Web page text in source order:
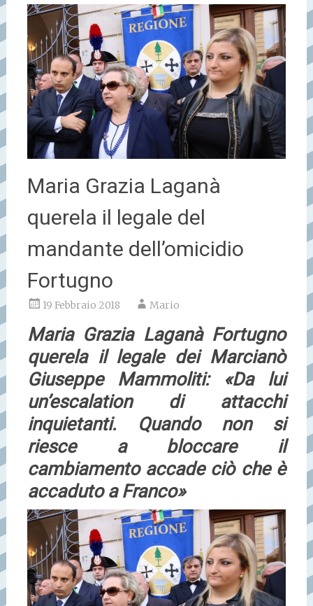
Maria Grazia Laganà
querela il legale del
mandante dell’omicidio
Fortugno
19 Febbraio 2018 Mario
Maria Grazia Laganà Fortugno
querela il legale dei Marcianò
Giuseppe Mammoliti: «Da lui
un’escalation di attacchi
inquietanti. Quando non si
riesce a bloccare il
cambiamento accade ciò che è
accaduto a Franco»